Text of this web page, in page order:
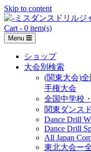
Skip to content
Cart - 0 item(s)
Menu
ショップ
大会別検索
(関東大会)
手権大会
全国中学校
関東ダンス
Dance Drill
Dance Drill
All Japan
東北大会ー